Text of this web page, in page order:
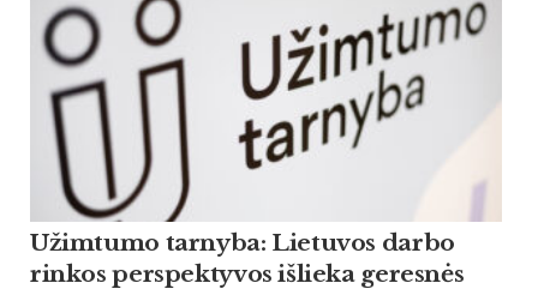
Užimtumo tarnyba: Lietuvos darbo
rinkos perspektyvos išlieka geresnės